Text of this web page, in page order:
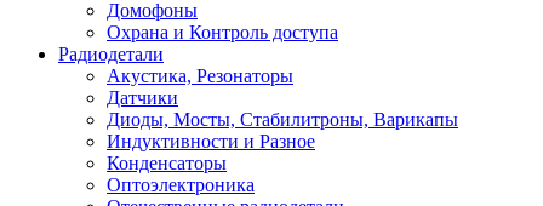
Домофоны
Охрана и Контроль доступа
Радиодетали
Акустика, Резонаторы
Датчики
Диоды, Мосты, Стабилитроны, Варикапы
Индуктивности и Разное
Конденсаторы
Оптоэлектроника